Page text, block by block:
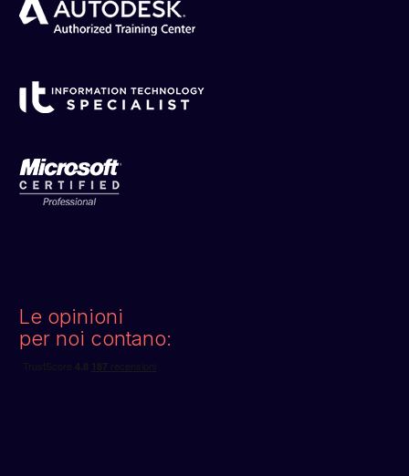
Le opinioni
per noi contano: